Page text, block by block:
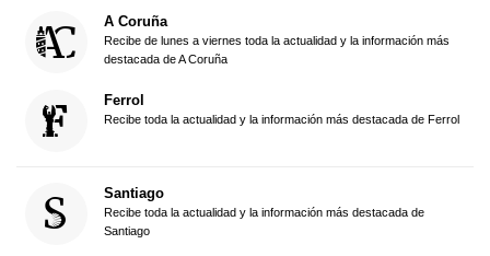
A Coruña
Recibe de lunes a viernes toda la actualidad y la información más
destacada de A Coruña
Ferrol
Recibe toda la actualidad y la información más destacada de Ferrol
Santiago
Recibe toda la actualidad y la información más destacada de
Santiago